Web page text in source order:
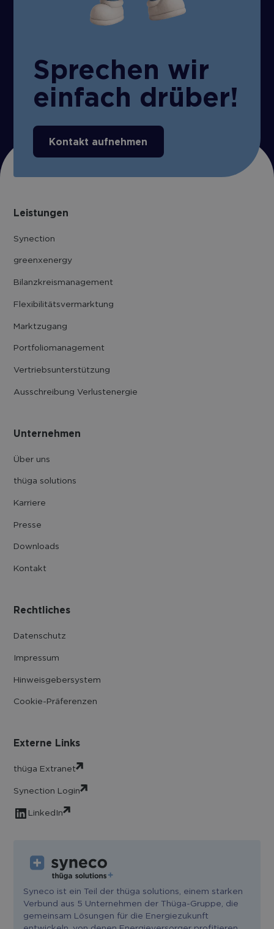
Sprechen wir
einfach drüber!
Kontakt aufnehmen
Leistungen
Synection
greenxenergy
Bilanzkreis­management
Flexibilitäts­vermarktung
Marktzugang
Portfolio­management
Vertriebs­unter­stützung
Ausschreibung Verlustenergie
Unternehmen
Über uns
thüga solutions
Karriere
Presse
Downloads
Kontakt
Rechtliches
Datenschutz
Impressum
Hinweisgebersystem
Cookie-Präferenzen
Externe Links
thüga Extranet
Synection Login
LinkedIn
Syneco ist ein Teil der thüga solutions, einem starken
Verbund aus 5 Unternehmen der Thüga-Gruppe, die
gemeinsam Lösungen für die Energiezukunft